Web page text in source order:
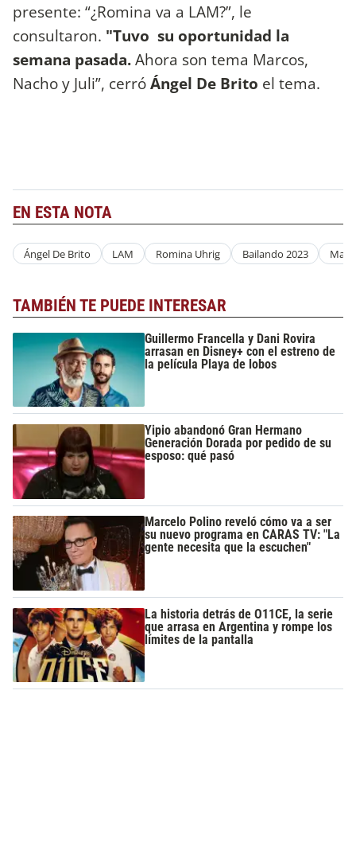
presente: “¿Romina va a LAM?”, le
consultaron. "Tuvo su oportunidad la
semana pasada.Ahora son tema Marcos,
Nacho y Juli”, cerróÁngel De Brito el tema.
EN ESTA NOTA
Ángel De Brito LAM Romina Uhrig Bailando 2023
TAMBIÉN TE PUEDE INTERESAR
Guillermo Francella y Dani Rovira
arrasan en Disney+ con el estreno de
la película Playa de lobos
Yipio abandonó Gran Hermano
Generación Dorada por pedido de su
esposo: qué pasó
Marcelo Polino reveló cómo va a ser
su nuevo programa en CARAS TV: "La
gente necesita que la escuchen"
La historia detrás de O11CE, la serie
que arrasa en Argentina y rompe los
límites de la pantalla